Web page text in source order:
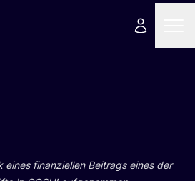
eines finan­zi­el­len Bei­trags eines der